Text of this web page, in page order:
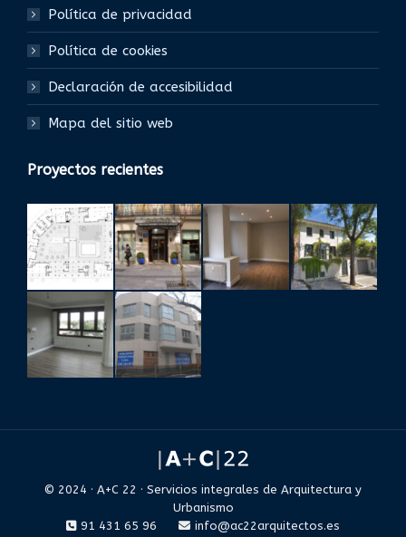
Política de privacidad
Política de cookies
Declaración de accesibilidad
Mapa del sitio web
Proyectos recientes
© 2024 · A+C 22 · Servicios integrales de Arquitectura y
Urbanismo
91 431 65 96
info@ac22arquitectos.es